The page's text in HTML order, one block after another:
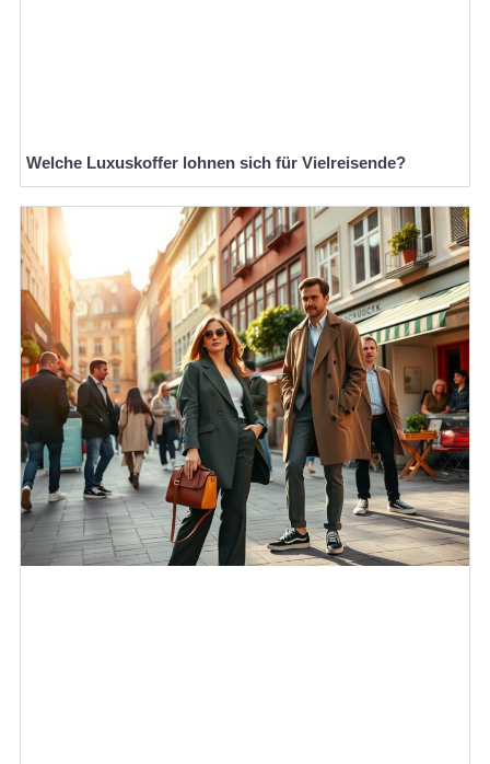
Welche Luxuskoffer lohnen sich für Vielreisende?